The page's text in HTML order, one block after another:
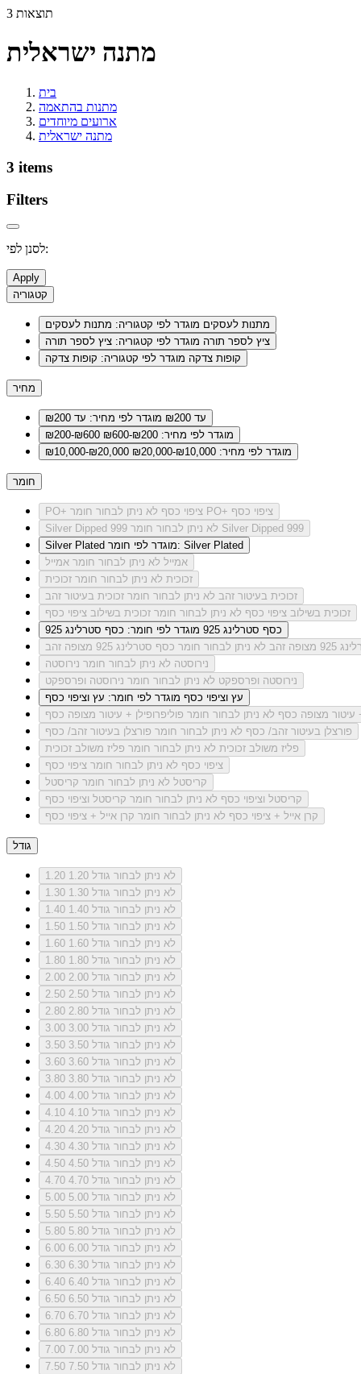
3 תוצאות
מתנה ישראלית
בית
מתנות בהתאמה
ארועים מיוחדים
מתנה ישראלית
3 items
Filters
לסנן לפי:
Apply
קטגוריה
מתנות לעסקים מוגדר לפי קטגוריה: מתנות לעסקים
ציץ לספר תורה מוגדר לפי קטגוריה: ציץ לספר תורה
קופות צדקה מוגדר לפי קטגוריה: קופות צדקה
מחיר
עד ₪200
מוגדר לפי מחיר: עד ₪200
₪200-₪600
מוגדר לפי מחיר: ₪200-₪600
₪10,000-₪20,000
מוגדר לפי מחיר: ₪10,000-₪20,000
חומר
PO+ ציפוי כסף
לא ניתן לבחור חומר PO+ ציפוי כסף
Silver Dipped 999
לא ניתן לבחור חומר Silver Dipped 999
Silver Plated
מוגדר לפי חומר: Silver Plated
אמייל לא ניתן לבחור חומר אמייל
זכוכית לא ניתן לבחור חומר זכוכית
זכוכית בעיטור זהב לא ניתן לבחור חומר זכוכית בעיטור זהב
זכוכית בשילוב ציפוי כסף לא ניתן לבחור חומר זכוכית בשילוב ציפוי כסף
כסף סטרלינג 925
מוגדר לפי חומר: כסף סטרלינג 925
זהב
לא ניתן לבחור חומר כסף סטרלינג 925 מצופה זהב
נירוסטה לא ניתן לבחור חומר נירוסטה
נירוסטה ופרספקט לא ניתן לבחור חומר נירוסטה ופרספקט
עץ וציפוי כסף מוגדר לפי חומר: עץ וציפוי כסף
עיטור מצופה כסף לא ניתן לבחור חומר פוליפרופילן + עיטור מצופה כסף
פורצלן בעיטור זהב/ כסף לא ניתן לבחור חומר פורצלן בעיטור זהב/ כסף
פליז משולב זכוכית לא ניתן לבחור חומר פליז משולב זכוכית
ציפוי כסף לא ניתן לבחור חומר ציפוי כסף
קריסטל לא ניתן לבחור חומר קריסטל
קריסטל וציפוי כסף לא ניתן לבחור חומר קריסטל וציפוי כסף
קרן אייל + ציפוי כסף לא ניתן לבחור חומר קרן אייל + ציפוי כסף
גודל
1.20
לא ניתן לבחור גודל 1.20
1.30
לא ניתן לבחור גודל 1.30
1.40
לא ניתן לבחור גודל 1.40
1.50
לא ניתן לבחור גודל 1.50
1.60
לא ניתן לבחור גודל 1.60
1.80
לא ניתן לבחור גודל 1.80
2.00
לא ניתן לבחור גודל 2.00
2.50
לא ניתן לבחור גודל 2.50
2.80
לא ניתן לבחור גודל 2.80
3.00
לא ניתן לבחור גודל 3.00
3.50
לא ניתן לבחור גודל 3.50
3.60
לא ניתן לבחור גודל 3.60
3.80
לא ניתן לבחור גודל 3.80
4.00
לא ניתן לבחור גודל 4.00
4.10
לא ניתן לבחור גודל 4.10
4.20
לא ניתן לבחור גודל 4.20
4.30
לא ניתן לבחור גודל 4.30
4.50
לא ניתן לבחור גודל 4.50
4.70
לא ניתן לבחור גודל 4.70
5.00
לא ניתן לבחור גודל 5.00
5.50
לא ניתן לבחור גודל 5.50
5.80
לא ניתן לבחור גודל 5.80
6.00
לא ניתן לבחור גודל 6.00
6.30
לא ניתן לבחור גודל 6.30
6.40
לא ניתן לבחור גודל 6.40
6.50
לא ניתן לבחור גודל 6.50
6.70
לא ניתן לבחור גודל 6.70
6.80
לא ניתן לבחור גודל 6.80
7.00
לא ניתן לבחור גודל 7.00
7.50
לא ניתן לבחור גודל 7.50